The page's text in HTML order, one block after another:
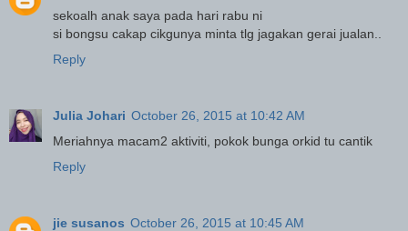
sekoalh anak saya pada hari rabu ni
si bongsu cakap cikgunya minta tlg jagakan gerai jualan..
Reply
Julia Johari October 26, 2015 at 10:42 AM
Meriahnya macam2 aktiviti, pokok bunga orkid tu cantik
Reply
jie susanos October 26, 2015 at 10:45 AM